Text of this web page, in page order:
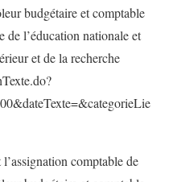
budgétaire et comptable
de l’éducation nationale et
et de la recherche
comptable de